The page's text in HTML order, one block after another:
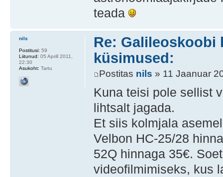
teada
Re: Galileoskoobi
küsimused:
Postitas nils » 11 Jaanuar
Kuna teisi pole sellist
lihtsalt jagada.
Et siis kolmjala
Velbon HC-25/28
52Q hinnaga 35€.
videofilmimiseks, kus
nils
Postitusi: 59
Liitunud: 05 Aprill 2011,
22:30
Asukoht: Tartu